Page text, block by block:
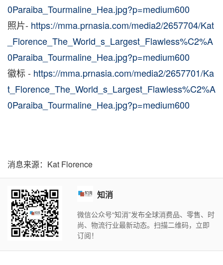
0Paraiba_Tourmaline_Hea.jpg?p=medium600
照片- https://mma.prnasia.com/media2/2657704/Kat
_Florence_The_World_s_Largest_Flawless%C2%A
0Paraiba_Tourmaline_Hea.jpg?p=medium600
徽标 - https://mma.prnasia.com/media2/2657701/Ka
t_Florence_The_World_s_Largest_Flawless%C2%A
0Paraiba_Tourmaline_Hea.jpg?p=medium600
消息来源：Kat Florence
知消
微信公众号“知消”发布全球消费品、零售、时
尚、物流行业最新动态。扫描二维码，立即
订阅！